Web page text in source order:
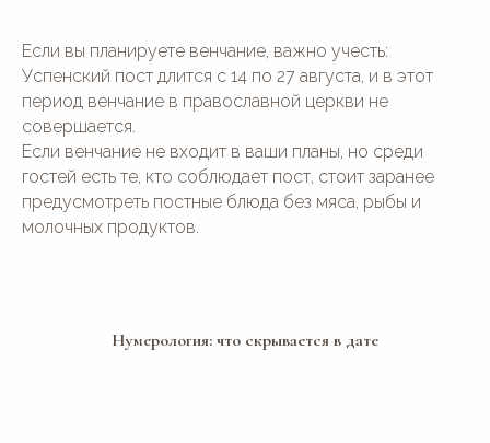
Если вы планируете венчание, важно учесть:
Успенский пост длится с 14 по 27 августа, и в этот
период венчание в православной церкви не
совершается.
Если венчание не входит в ваши планы, но среди
гостей есть те, кто соблюдает пост, стоит заранее
предусмотреть постные блюда без мяса, рыбы и
молочных продуктов.
Нумерология: что скрывается в дате